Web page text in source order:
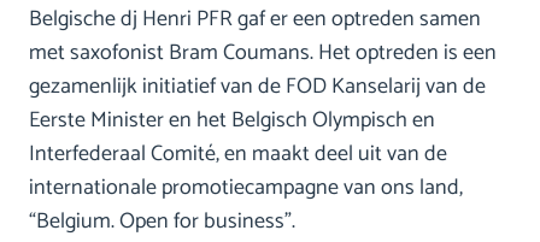
Belgische dj Henri PFR gaf er een optreden samen
met saxofonist Bram Coumans. Het optreden is een
gezamenlijk initiatief van de FOD Kanselarij van de
Eerste Minister en het Belgisch Olympisch en
Interfederaal Comité, en maakt deel uit van de
internationale promotiecampagne van ons land,
“Belgium. Open for business”.